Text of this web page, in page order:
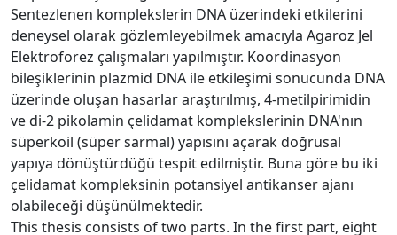
Sentezlenen komplekslerin DNA üzerindeki etkilerini
deneysel olarak gözlemleyebilmek amacıyla Agaroz Jel
Elektroforez çalışmaları yapılmıştır. Koordinasyon
bileşiklerinin plazmid DNA ile etkileşimi sonucunda DNA
üzerinde oluşan hasarlar araştırılmış, 4-metilpirimidin
ve di-2 pikolamin çelidamat komplekslerinin DNA'nın
süperkoil (süper sarmal) yapısını açarak doğrusal
yapıya dönüştürdüğü tespit edilmiştir. Buna göre bu iki
çelidamat kompleksinin potansiyel antikanser ajanı
olabileceği düşünülmektedir.
This thesis consists of two parts. In the first part, eight